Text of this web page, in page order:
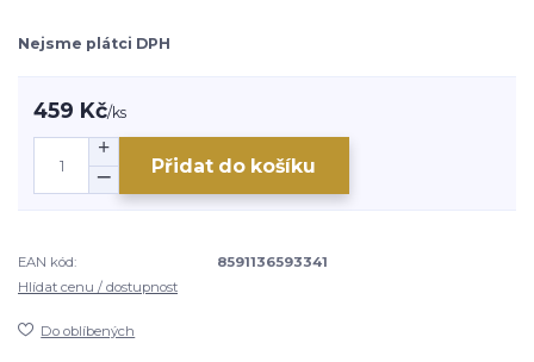
Nejsme plátci DPH
459 Kč/ks
Přidat do košíku
EAN kód:
8591136593341
Hlídat cenu / dostupnost
Do oblíbených